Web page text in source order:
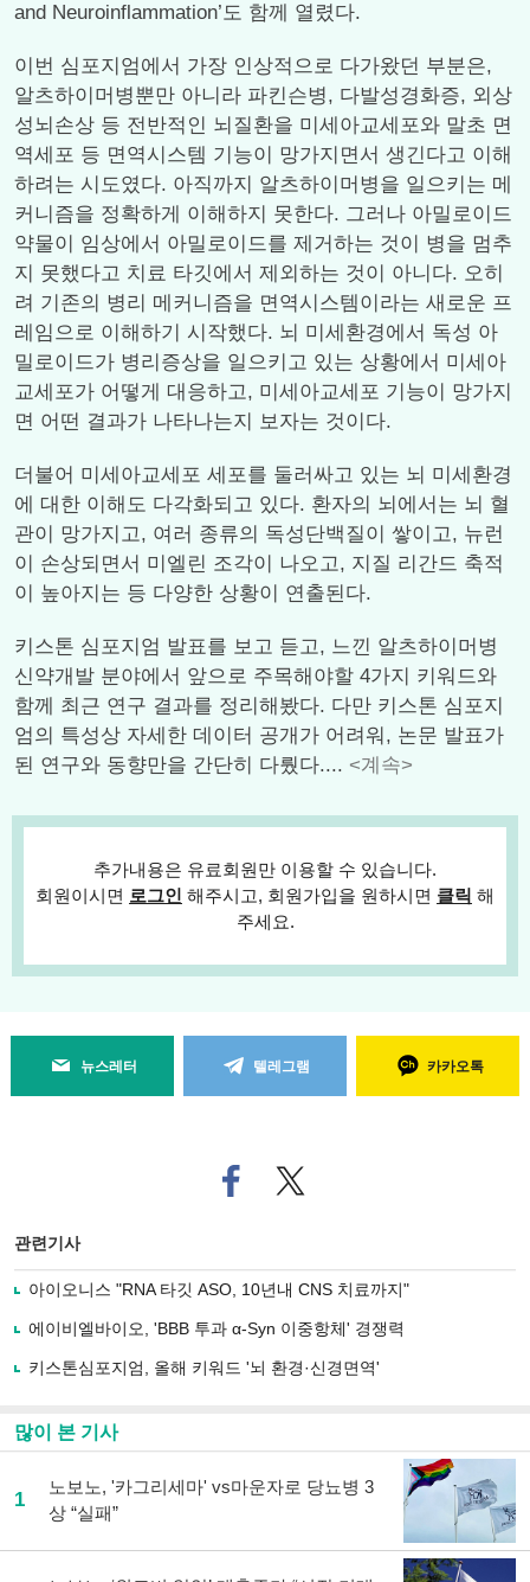
and Neuroinflammation’도 함께 열렸다.
이번 심포지엄에서 가장 인상적으로 다가왔던 부분은,
알츠하이머병뿐만 아니라 파킨슨병, 다발성경화증, 외상
성뇌손상 등 전반적인 뇌질환을 미세아교세포와 말초 면
역세포 등 면역시스템 기능이 망가지면서 생긴다고 이해
하려는 시도였다. 아직까지 알츠하이머병을 일으키는 메
커니즘을 정확하게 이해하지 못한다. 그러나 아밀로이드
약물이 임상에서 아밀로이드를 제거하는 것이 병을 멈추
지 못했다고 치료 타깃에서 제외하는 것이 아니다. 오히
려 기존의 병리 메커니즘을 면역시스템이라는 새로운 프
레임으로 이해하기 시작했다. 뇌 미세환경에서 독성 아
밀로이드가 병리증상을 일으키고 있는 상황에서 미세아
교세포가 어떻게 대응하고, 미세아교세포 기능이 망가지
면 어떤 결과가 나타나는지 보자는 것이다.
더불어 미세아교세포 세포를 둘러싸고 있는 뇌 미세환경
에 대한 이해도 다각화되고 있다. 환자의 뇌에서는 뇌 혈
관이 망가지고, 여러 종류의 독성단백질이 쌓이고, 뉴런
이 손상되면서 미엘린 조각이 나오고, 지질 리간드 축적
이 높아지는 등 다양한 상황이 연출된다.
키스톤 심포지엄 발표를 보고 듣고, 느낀 알츠하이머병
신약개발 분야에서 앞으로 주목해야할 4가지 키워드와
함께 최근 연구 결과를 정리해봤다. 다만 키스톤 심포지
엄의 특성상 자세한 데이터 공개가 어려워, 논문 발표가
된 연구와 동향만을 간단히 다뤘다.... <계속>
추가내용은 유료회원만 이용할 수 있습니다.
회원이시면 로그인 해주시고, 회원가입을 원하시면 클릭 해
주세요.
뉴스레터 텔레그램 카카오톡
페
이
로
기
사
유
트위
터로
관련기사
아이오니스 "RNA 타깃 ASO, 10년내 CNS 치료까지"
에이비엘바이오, 'BBB 투과 α-Syn 이중항체' 경쟁력
키스톤심포지엄, 올해 키워드 '뇌 환경·신경면역'
많이 본 기사
1
노보노, '카그리세마' vs마운자로 당뇨병 3
상 “실패”